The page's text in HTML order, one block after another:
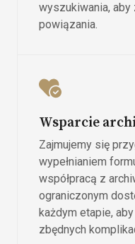
wyszukiwania,
powiązania.
Wsparcie
Zajmujemy się
wypełnianiem
współpracą z
ograniczonym
każdym etapie,
zbędnych